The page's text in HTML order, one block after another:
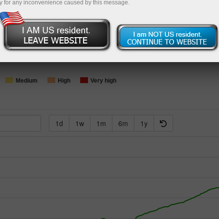
Medium High Very high
Loading...
1d 1w 1m 6m 1y
for any inconvenience caused by this message.